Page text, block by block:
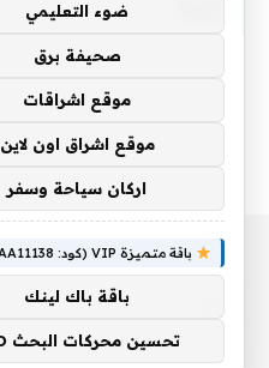
ضوء التعليمي
صحيفة برق
موقع اشراقات
موقع اشراق اون لاين
اركان سياحة وسفر
باقة متميزة VIP (كود: AA11138):
باقة باك لينك
تحسين محركات البحث SEO